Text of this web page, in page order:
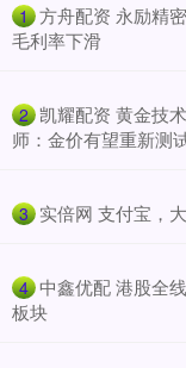
1 方舟配资 永励精
毛利率下滑
2 凯耀配资 黄金技
师：金价有望重新测
3 实倍网 支付宝，
4 中鑫优配 港股全
板块